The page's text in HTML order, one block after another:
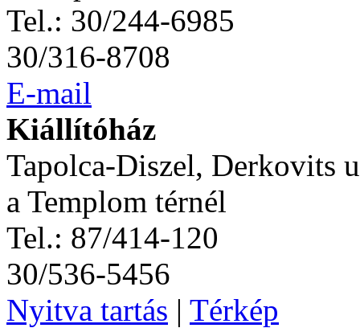
Tel.: 30/244-6985
30/316-8708
E-mail
Kiállítóház
Tapolca-Diszel, Derkovits
a Templom térnél
Tel.: 87/414-120
30/536-5456
Nyitva tartás | Térkép